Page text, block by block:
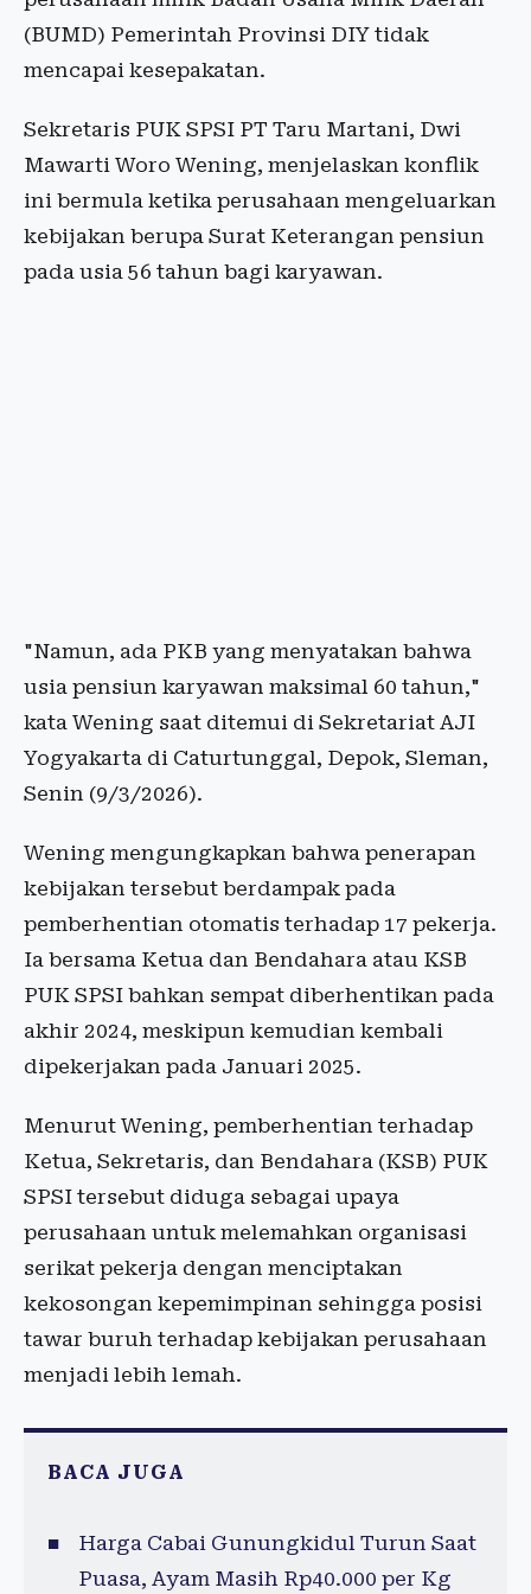
(BUMD) Pemerintah Provinsi DIY tidak
mencapai kesepakatan.
Sekretaris PUK SPSI PT Taru Martani, Dwi
Mawarti Woro Wening, menjelaskan konflik
ini bermula ketika perusahaan mengeluarkan
kebijakan berupa Surat Keterangan pensiun
pada usia 56 tahun bagi karyawan.
"Namun, ada PKB yang menyatakan bahwa
usia pensiun karyawan maksimal 60 tahun,"
kata Wening saat ditemui di Sekretariat AJI
Yogyakarta di Caturtunggal, Depok, Sleman,
Senin (9/3/2026).
Wening mengungkapkan bahwa penerapan
kebijakan tersebut berdampak pada
pemberhentian otomatis terhadap 17 pekerja.
Ia bersama Ketua dan Bendahara atau KSB
PUK SPSI bahkan sempat diberhentikan pada
akhir 2024, meskipun kemudian kembali
dipekerjakan pada Januari 2025.
Menurut Wening, pemberhentian terhadap
Ketua, Sekretaris, dan Bendahara (KSB) PUK
SPSI tersebut diduga sebagai upaya
perusahaan untuk melemahkan organisasi
serikat pekerja dengan menciptakan
kekosongan kepemimpinan sehingga posisi
tawar buruh terhadap kebijakan perusahaan
menjadi lebih lemah.
BACA JUGA
Harga Cabai Gunungkidul Turun Saat
Puasa, Ayam Masih Rp40.000 per Kg